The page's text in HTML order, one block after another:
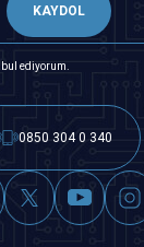
KAYDOL
ediyorum.
0850 304 0 340